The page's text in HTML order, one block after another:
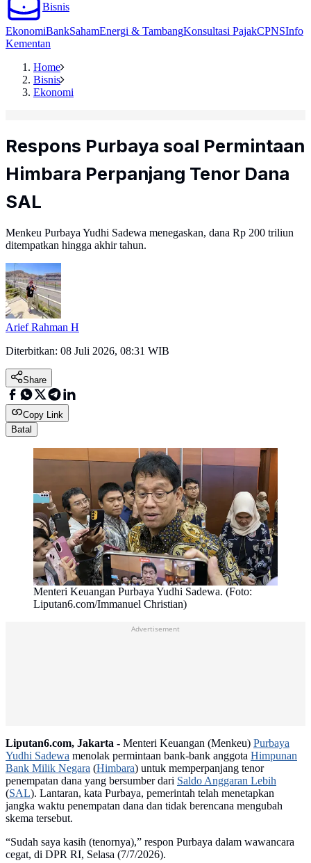
Bisnis
EkonomiBankSahamEnergi & TambangKonsultasi PajakCPNSInfo
Kementan
Home
Bisnis
Ekonomi
Respons Purbaya soal Permintaan
Himbara Perpanjang Tenor Dana
SAL
Menkeu Purbaya Yudhi Sadewa menegaskan, dana Rp 200 triliun
ditempatkan hingga akhir tahun.
Arief Rahman H
Diterbitkan: 08 Juli 2026, 08:31 WIB
Share
Copy Link
Batal
Menteri Keuangan Purbaya Yudhi Sadewa. (Foto:
Liputan6.com/Immanuel Christian)
Advertisement
Liputan6.com, Jakarta - Menteri Keuangan (Menkeu) Purbaya
Yudhi Sadewa menolak permintaan bank-bank anggota Himpunan
Bank Milik Negara (Himbara) untuk memperpanjang tenor
penempatan dana yang bersumber dari Saldo Anggaran Lebih
(SAL). Lantaran, kata Purbaya, pemerintah telah menetapkan
jangka waktu penempatan dana dan tidak berencana mengubah
skema tersebut.
“Sudah saya kasih (tenornya),” respon Purbaya dalam wawancara
cegat, di DPR RI, Selasa (7/7/2026).